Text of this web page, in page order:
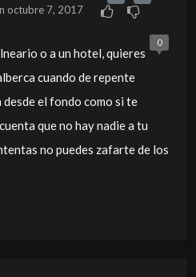
octubre 7, 2017
0
o a un hotel, quieres
cuando de repente
el fondo como si te
que no hay nadie a tu
no puedes zafarte de los